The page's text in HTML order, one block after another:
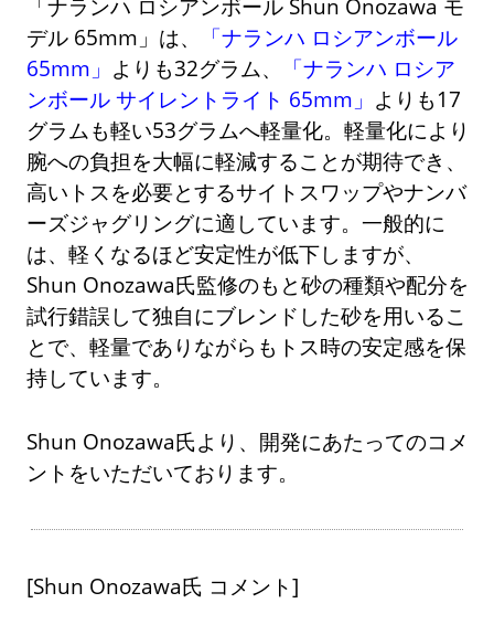
「ナランハ ロシアンボール Shun Onozawa モ
デル 65mm」は、
「ナランハ ロシアンボール
65mm」 よりも32グラム、
「ナランハ ロシア
ンボール サイレントライト 65mm」 よりも17
グラムも軽い53グラムへ軽量化。軽量化により
腕への負担を大幅に軽減することが期待でき、
高いトスを必要とするサイトスワップやナンバ
ーズジャグリングに適しています。一般的に
は、軽くなるほど安定性が低下しますが、
Shun Onozawa氏監修のもと砂の種類や配分を
試行錯誤して独自にブレンドした砂を用いるこ
とで、軽量でありながらもトス時の安定感を保
持しています。
Shun Onozawa氏より、開発にあたってのコメ
ントをいただいております。
[Shun Onozawa氏 コメント]